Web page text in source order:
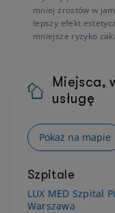
mniej zrostów w
lepszy efekt
mniejsze ryzyko
Miejsca,
usługę
Pokaż na mapie
Szpitale
LUX MED Szpital
Warszawa